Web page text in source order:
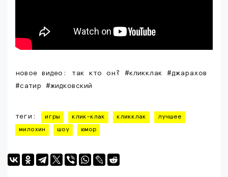
новое видео: так кто он? #кликклак #джарахов
#сатир #жидковский
теги: игры клик-клак кликклак лучшее
милохин шоу юмор